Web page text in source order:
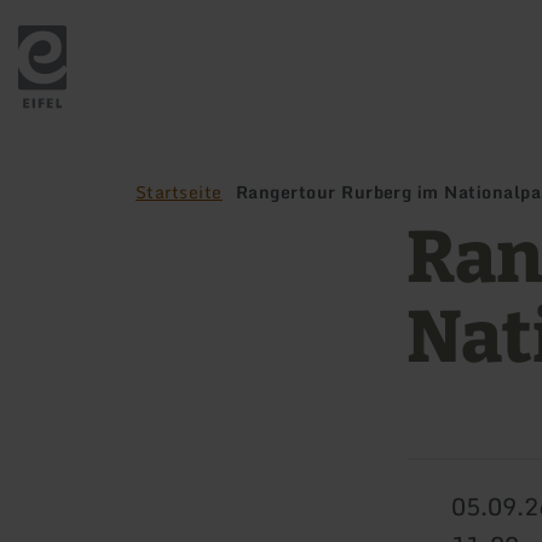
Zurück
zur
Startseite
Startseite Rangertour Rurberg im